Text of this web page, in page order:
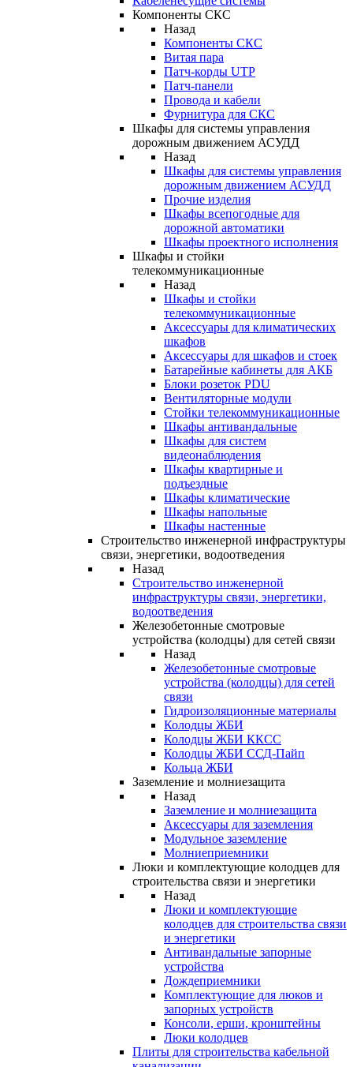
Компоненты СКС
Назад
Компоненты СКС
Витая пара
Патч-корды UTP
Патч-панели
Провода и кабели
Фурнитура для СКС
Шкафы для системы управления
дорожным движением АСУДД
Назад
Шкафы для системы управления
дорожным движением АСУДД
Прочие изделия
Шкафы всепогодные для
дорожной автоматики
Шкафы проектного исполнения
Шкафы и стойки
телекоммуникационные
Назад
Шкафы и стойки
телекоммуникационные
Аксессуары для климатических
шкафов
Аксессуары для шкафов и стоек
Батарейные кабинеты для АКБ
Блоки розеток PDU
Вентиляторные модули
Стойки телекоммуникационные
Шкафы антивандальные
Шкафы для систем
видеонаблюдения
Шкафы квартирные и
подъездные
Шкафы климатические
Шкафы напольные
Шкафы настенные
Строительство инженерной инфраструктуры
связи, энергетики, водоотведения
Назад
Строительство инженерной
инфраструктуры связи, энергетики,
водоотведения
Железобетонные смотровые
устройства (колодцы) для сетей связи
Назад
Железобетонные смотровые
устройства (колодцы) для сетей
связи
Гидроизоляционные материалы
Колодцы ЖБИ
Колодцы ЖБИ ККСС
Колодцы ЖБИ ССД-Пайп
Кольца ЖБИ
Заземление и молниезащита
Назад
Заземление и молниезащита
Аксессуары для заземления
Модульное заземление
Молниеприемники
Люки и комплектующие колодцев для
строительства связи и энергетики
Назад
Люки и комплектующие
колодцев для строительства связи
и энергетики
Антивандальные запорные
устройства
Дождеприемники
Комплектующие для люков и
запорных устройств
Консоли, ерши, кронштейны
Люки колодцев
Плиты для строительства кабельной